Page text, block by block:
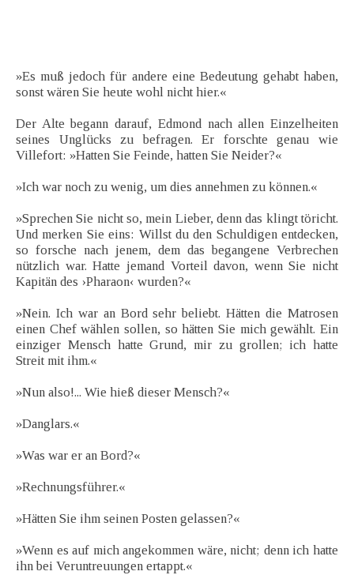
»Es muß jedoch für andere eine Bedeutung gehabt haben,
sonst wären Sie heute wohl nicht hier.«
Der Alte begann darauf, Edmond nach allen Einzelheiten
seines Unglücks zu befragen. Er forschte genau wie
Villefort: »Hatten Sie Feinde, hatten Sie Neider?«
»Ich war noch zu wenig, um dies annehmen zu können.«
»Sprechen Sie nicht so, mein Lieber, denn das klingt töricht.
Und merken Sie eins: Willst du den Schuldigen entdecken,
so forsche nach jenem, dem das begangene Verbrechen
nützlich war. Hatte jemand Vorteil davon, wenn Sie nicht
Kapitän des ›Pharaon‹ wurden?«
»Nein. Ich war an Bord sehr beliebt. Hätten die Matrosen
einen Chef wählen sollen, so hätten Sie mich gewählt. Ein
einziger Mensch hatte Grund, mir zu grollen; ich hatte
Streit mit ihm.«
»Nun also!... Wie hieß dieser Mensch?«
»Danglars.«
»Was war er an Bord?«
»Rechnungsführer.«
»Hätten Sie ihm seinen Posten gelassen?«
»Wenn es auf mich angekommen wäre, nicht; denn ich hatte
ihn bei Veruntreuungen ertappt.«